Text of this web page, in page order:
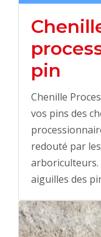
pin
Chenille
vos pins des
redouté par
arboriculteurs.
aiguilles des